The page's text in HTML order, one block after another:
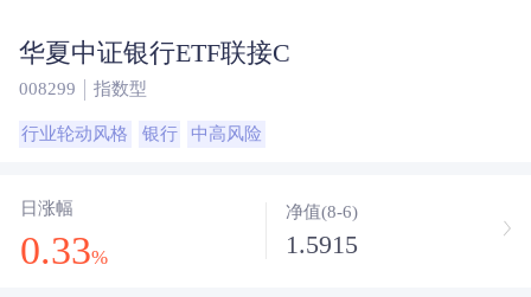
华夏中证银行ETF联接C
008299 指数型
行业轮动风格 银行 中高风险
日涨幅
0.33%
净值(8-6)
1.5915